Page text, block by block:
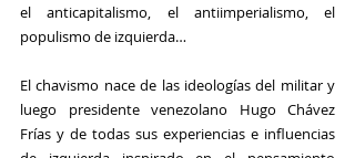
el anticapitalismo, el antiimperialismo, el
populismo de izquierda…
El chavismo nace de las ideologías del militar y
luego presidente venezolano Hugo Chávez
Frías y de todas sus experiencias e influencias